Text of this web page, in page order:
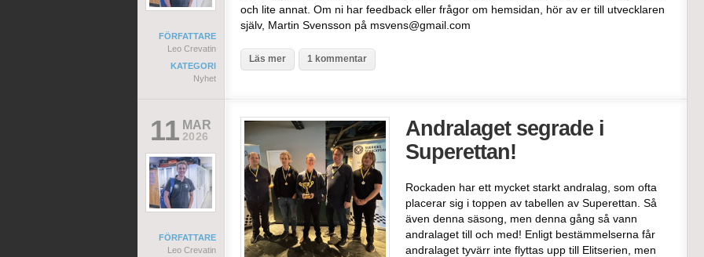
FÖRFATTARE
Leo Crevatin
KATEGORI
Nyhet
och lite annat. Om ni har feedback eller frågor om hemsidan, hör av er till utvecklaren
själv, Martin Svensson på msvens@gmail.com
Läs mer 1 kommentar
11 MAR
2026
FÖRFATTARE
Leo Crevatin
Andralaget segrade i
Superettan!
Rockaden har ett mycket starkt andralag, som ofta
placerar sig i toppen av tabellen av Superettan. Så
även denna säsong, men denna gång så vann
andralaget till och med! Enligt bestämmelserna får
andralaget tyvärr inte flyttas upp till Elitserien, men